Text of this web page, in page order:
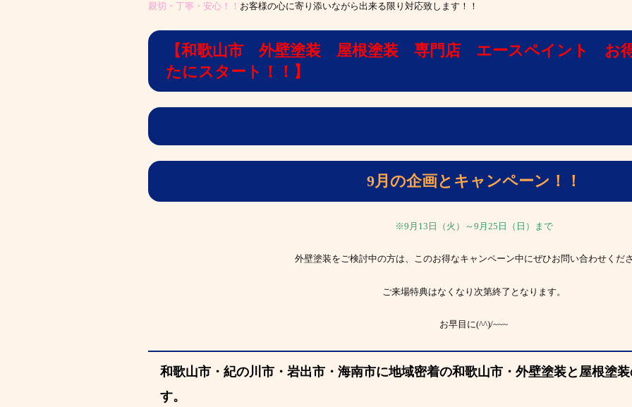
親切・丁寧・安心！！ お客様の心に寄り添いながら出来る限り対応致します！！
【和歌山市 外壁塗装 屋根塗装 専門店 エースペイント お
たにスタート！！】
9月の企画とキャンペーン！！
※9月13日（火）～9月25日（日）まで
外壁塗装をご検討中の方は、このお得なキャンペーン中にぜひお問い合わせくだ
ご来場特典はなくなり次第終了となります。
お早目に(^^)/~~~
和歌山市・紀の川市・岩出市・海南市に地域密着の和歌山市・外壁塗装と屋根塗
す。